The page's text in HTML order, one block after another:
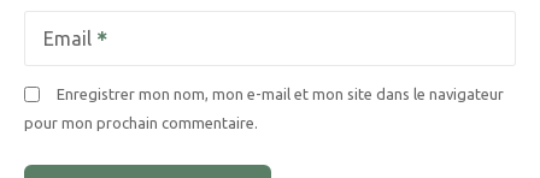
Email
Enregistrer mon nom, mon e-mail et mon site dans le navigateur
pour mon prochain commentaire.